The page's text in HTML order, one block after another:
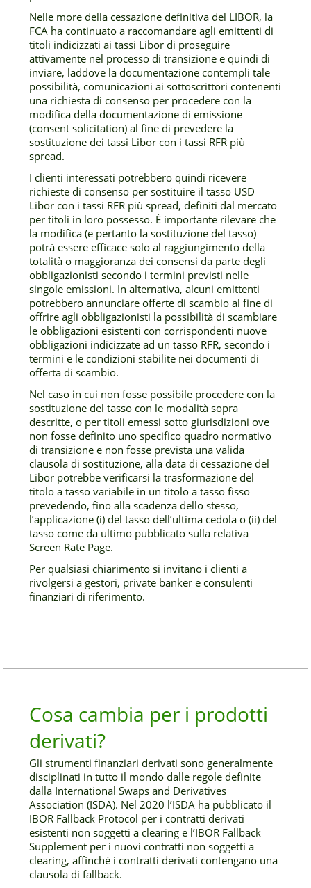
Nelle more della cessazione definitiva del LIBOR, la
FCA ha continuato a raccomandare agli emittenti di
titoli indicizzati ai tassi Libor di proseguire
attivamente nel processo di transizione e quindi di
inviare, laddove la documentazione contempli tale
possibilità, comunicazioni ai sottoscrittori contenenti
una richiesta di consenso per procedere con la
modifica della documentazione di emissione
(consent solicitation) al fine di prevedere la
sostituzione dei tassi Libor con i tassi RFR più
spread.
I clienti interessati potrebbero quindi ricevere
richieste di consenso per sostituire il tasso USD
Libor con i tassi RFR più spread, definiti dal mercato
per titoli in loro possesso. È importante rilevare che
la modifica (e pertanto la sostituzione del tasso)
potrà essere efficace solo al raggiungimento della
totalità o maggioranza dei consensi da parte degli
obbligazionisti secondo i termini previsti nelle
singole emissioni. In alternativa, alcuni emittenti
potrebbero annunciare offerte di scambio al fine di
offrire agli obbligazionisti la possibilità di scambiare
le obbligazioni esistenti con corrispondenti nuove
obbligazioni indicizzate ad un tasso RFR, secondo i
termini e le condizioni stabilite nei documenti di
offerta di scambio.
Nel caso in cui non fosse possibile procedere con la
sostituzione del tasso con le modalità sopra
descritte, o per titoli emessi sotto giurisdizioni ove
non fosse definito uno specifico quadro normativo
di transizione e non fosse prevista una valida
clausola di sostituzione, alla data di cessazione del
Libor potrebbe verificarsi la trasformazione del
titolo a tasso variabile in un titolo a tasso fisso
prevedendo, fino alla scadenza dello stesso,
l’applicazione (i) del tasso dell’ultima cedola o (ii) del
tasso come da ultimo pubblicato sulla relativa
Screen Rate Page.
Per qualsiasi chiarimento si invitano i clienti a
rivolgersi a gestori, private banker e consulenti
finanziari di riferimento.
Cosa cambia per i prodotti
derivati?
Gli strumenti finanziari derivati sono generalmente
disciplinati in tutto il mondo dalle regole definite
dalla International Swaps and Derivatives
Association (ISDA). Nel 2020 l’ISDA ha pubblicato il
IBOR Fallback Protocol per i contratti derivati
esistenti non soggetti a clearing e l’IBOR Fallback
Supplement per i nuovi contratti non soggetti a
clearing, affinché i contratti derivati contengano una
clausola di fallback.